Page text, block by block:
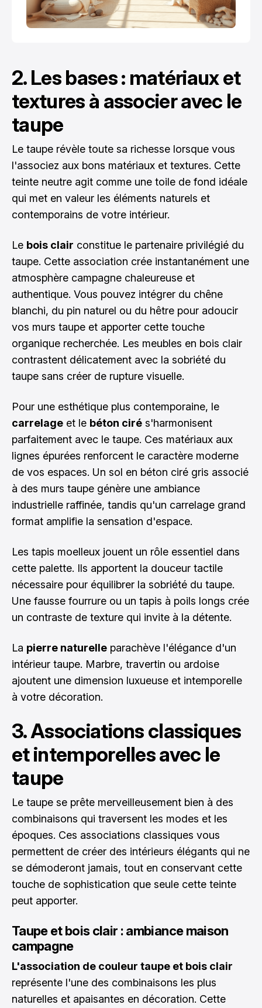
2. Les bases : matériaux et
textures à associer avec le
taupe
Le taupe révèle toute sa richesse lorsque vous
l'associez aux bons matériaux et textures. Cette
teinte neutre agit comme une toile de fond idéale
qui met en valeur les éléments naturels et
contemporains de votre intérieur.
Le bois clair constitue le partenaire privilégié du
taupe. Cette association crée instantanément une
atmosphère campagne chaleureuse et
authentique. Vous pouvez intégrer du chêne
blanchi, du pin naturel ou du hêtre pour adoucir
vos murs taupe et apporter cette touche
organique recherchée. Les meubles en bois clair
contrastent délicatement avec la sobriété du
taupe sans créer de rupture visuelle.
Pour une esthétique plus contemporaine, le
carrelage et le béton ciré s'harmonisent
parfaitement avec le taupe. Ces matériaux aux
lignes épurées renforcent le caractère moderne
de vos espaces. Un sol en béton ciré gris associé
à des murs taupe génère une ambiance
industrielle raffinée, tandis qu'un carrelage grand
format amplifie la sensation d'espace.
Les tapis moelleux jouent un rôle essentiel dans
cette palette. Ils apportent la douceur tactile
nécessaire pour équilibrer la sobriété du taupe.
Une fausse fourrure ou un tapis à poils longs crée
un contraste de texture qui invite à la détente.
La pierre naturelle parachève l'élégance d'un
intérieur taupe. Marbre, travertin ou ardoise
ajoutent une dimension luxueuse et intemporelle
à votre décoration.
3. Associations classiques
et intemporelles avec le
taupe
Le taupe se prête merveilleusement bien à des
combinaisons qui traversent les modes et les
époques. Ces associations classiques vous
permettent de créer des intérieurs élégants qui ne
se démoderont jamais, tout en conservant cette
touche de sophistication que seule cette teinte
peut apporter.
Taupe et bois clair : ambiance maison
campagne
L'association de couleur taupe et bois clair
représente l'une des combinaisons les plus
naturelles et apaisantes en décoration. Cette